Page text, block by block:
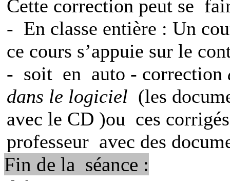
Cette correction peut se
- En classe entière : Un
ce cours s’appuie sur le
- soit en auto - correction
dans le logiciel (les
avec le CD )ou ces
professeur avec des
Fin de la séance :